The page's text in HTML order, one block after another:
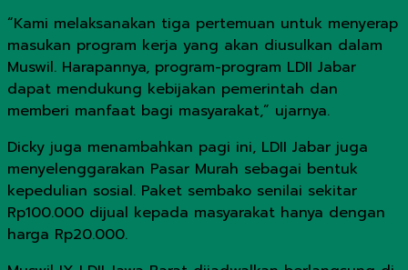
“Kami melaksanakan tiga pertemuan untuk menyerap
masukan program kerja yang akan diusulkan dalam
Muswil. Harapannya, program-program LDII Jabar
dapat mendukung kebijakan pemerintah dan
memberi manfaat bagi masyarakat,” ujarnya.
Dicky juga menambahkan pagi ini, LDII Jabar juga
menyelenggarakan Pasar Murah sebagai bentuk
kepedulian sosial. Paket sembako senilai sekitar
Rp100.000 dijual kepada masyarakat hanya dengan
harga Rp20.000.